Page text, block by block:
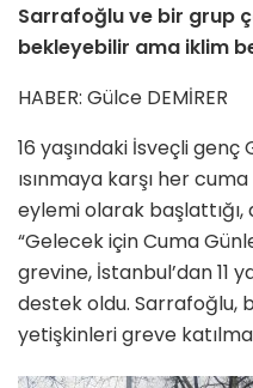
Sarrafoğlu ve bir grup
bekleyebilir ama iklim
HABER: Gülce DEMİRER
16 yaşındaki İsveçli
ısınmaya karşı her
eylemi olarak
“Gelecek için Cuma
grevine, İstanbul’dan 11
destek oldu. Sarrafoğlu,
yetişkinleri greve